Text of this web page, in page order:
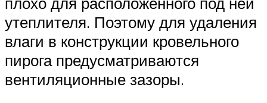
утеплителя. Поэтому для удаления
влаги в конструкции кровельного
пирога предусматриваются
вентиляционные зазоры.